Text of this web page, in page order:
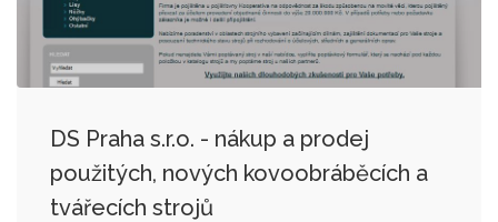
DS Praha s.r.o. - nákup a prodej
použitých, nových kovoobráběcích a
tvářecích strojů